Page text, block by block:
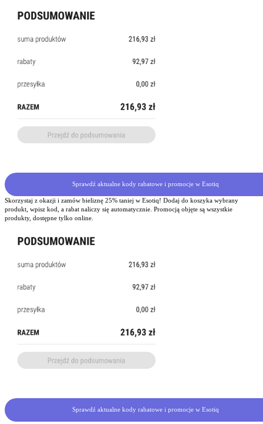
Sprawdź aktualne kody rabatowe i promocje w Esotiq
Skorzystaj z okazji i zamów bieliznę 25% taniej w Esotiq! Dodaj do koszyka wybrany
produkt, wpisz kod, a rabat naliczy się automatycznie. Promocją objęte są wszystkie
produkty, dostępne tylko online.
Sprawdź aktualne kody rabatowe i promocje w Esotiq